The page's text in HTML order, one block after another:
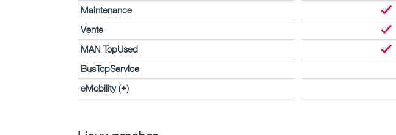
Maintenance
Vente
MAN TopUsed
BusTopService
eMobility (+)